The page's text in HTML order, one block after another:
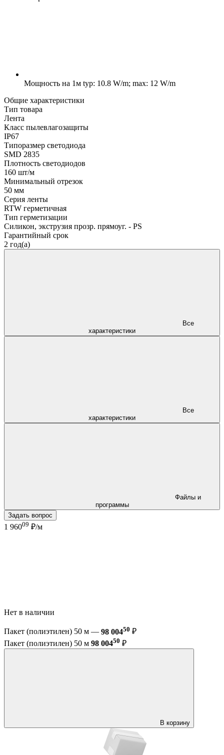
Мощность на 1м typ: 10.8 W/m; max: 12 W/m
Общие характеристики
Тип товара
Лента
Класс пылевлагозащиты
IP67
Типоразмер светодиода
SMD 2835
Плотность светодиодов
160 шт/м
Минимальный отрезок
50 мм
Серия ленты
RTW герметичная
Тип герметизации
Силикон, экструзия прозр. прямоуг. - PS
Гарантийный срок
2 год(а)
характеристики
характеристики
программы
Задать вопрос
1 96009 ₽/м
Нет в наличии
Пакет (полиэтилен) 50 м — 98 00450 ₽
Пакет (полиэтилен) 50 м 98 00450 ₽
В корзину